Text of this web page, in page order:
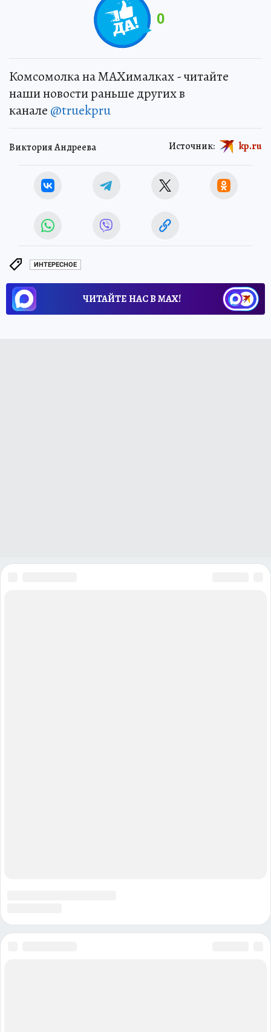
0
Комсомолка на MAXималках - читайте
наши новости раньше других в
канале @truekpru
Виктория Андреева Источник: kp.ru
ИНТЕРЕСНОЕ
ЧИТАЙТЕ НАС В МАХ!